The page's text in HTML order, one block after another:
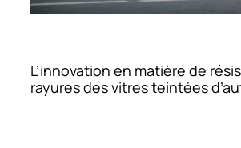
L’innovation en matière de
rayures des vitres teintées